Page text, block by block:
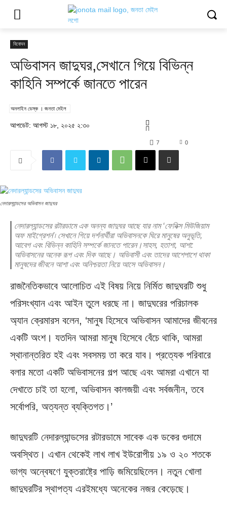
বিনোদন
অভিবাসন জাদুঘর,সেখানে গিয়ে বিভিন্ন
কাহিনি সম্পর্কে জানতে পারেন
অনলাইন ডেস্ক । জনতা মেইল
আপডেট: আগস্ট ১৮, ২০২৫ ২:৩০
0
7
নেদারল্যান্ডসের অভিবাসন জাদুঘর
নেদারল্যান্ডসের রটারডামে এক অনন্য জাদুঘর আছে যার নাম ‘ফেনিক্স মিউজিয়াম
অফ মাইগ্রেশন'৷ সেখানে গিয়ে দর্শনার্থীরা অভিবাসনকে ঘিরে মানুষের অনুভূতি,
আবেগ এবং বিভিন্ন কাহিনি সম্পর্কে জানতে পারেন।সাহস, হতাশা, আশা:
অভিবাসনের অনেক রূপ এবং দিক আছে। অভিবাসী এবং তাদের আশেপাশে থাকা
মানুষদের জীবনে আশা এবং অনিশ্চয়তা নিয়ে আসে অভিবাসন।
রাজনৈতিকভাবে আলোচিত এই বিষয় নিয়ে নির্মিত জাদুঘরটি শুধু
পরিসংখ্যান এবং আইন তুলে ধরছে না। জাদুঘরের পরিচালক
অ্যান ক্রেমারস বলেন, ‘মানুষ হিসেবে অভিবাসন আমাদের জীবনের
একটি অংশ। যতদিন আমরা মানুষ হিসেবে বেঁচে থাকি, আমরা
স্থানান্তরিত হই এবং সবসময় তা করে যাব। প্রত্যেক পরিবারে
বলার মতো একটি অভিবাসনের গল্প আছে এবং আমরা এখানে যা
দেখাতে চাই তা হলো, অভিবাসন কালজয়ী এবং সর্বজনীন, তবে
সর্বোপরি, অত্যন্ত ব্যক্তিগত।’
জাদুঘরটি নেদারল্যান্ডসের রটারডামে সাবেক এক ডকের গুদামে
অবস্থিত। এখান থেকেই লাখ লাখ ইউরোপীয় ১৯ ও ২০ শতকে
ভাগ্য অন্বেষণে যুক্তরাষ্ট্রে পাড়ি জমিয়েছিলেন। নতুন খোলা
জাদুঘরটির স্থাপত্য এরইমধ্যে অনেকের নজর কেড়েছে।